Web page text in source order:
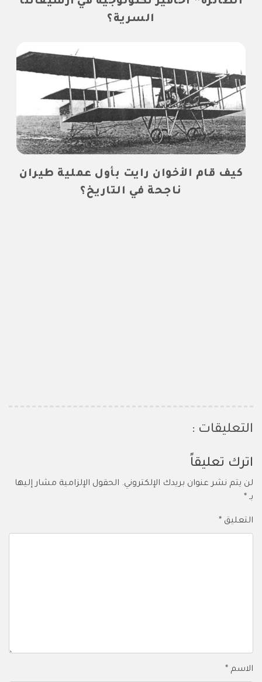
السرية؟
كيف قام الأخوان رايت بأول عملية طيران
ناجحة في التاريخ؟
التعليقات :
اترك تعليقاً
لن يتم نشر عنوان بريدك الإلكتروني. الحقول الإلزامية مشار إليها
بـ *
التعليق *
الاسم *